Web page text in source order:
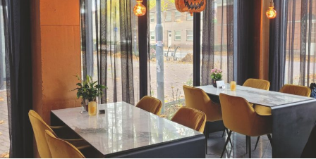
Welkom in Breda
Studentenverenigingen
Studentenraad
Studentenroutes
New in town? Check FAQ!
WONEN